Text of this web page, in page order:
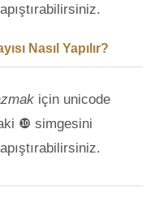
Nasıl Yapılır?
için unicode
❿ simgesini